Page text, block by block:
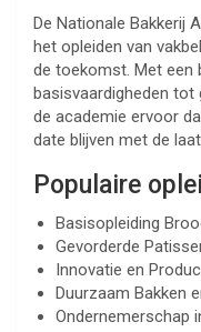
De Nationale Bakkerij
het opleiden van
de toekomst. Met een
basisvaardigheden tot
de academie ervoor
date blijven met de
Populaire
Basisopleiding
Gevorderde
Innovatie en
Duurzaam Bakken
Ondernemerschap